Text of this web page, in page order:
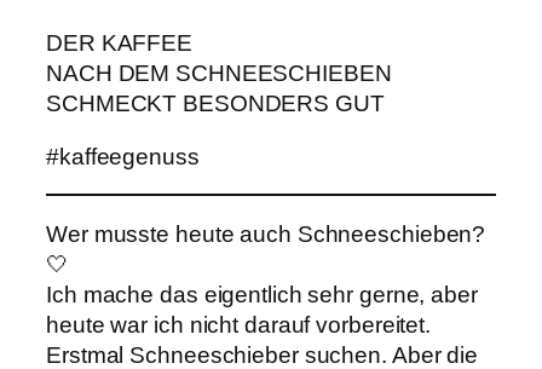
DER KAFFEE
NACH DEM SCHNEESCHIEBEN
SCHMECKT BESONDERS GUT
#kaffeegenuss
Wer musste heute auch Schneeschieben?
🤍
Ich mache das eigentlich sehr gerne, aber
heute war ich nicht darauf vorbereitet.
Erstmal Schneeschieber suchen. Aber die